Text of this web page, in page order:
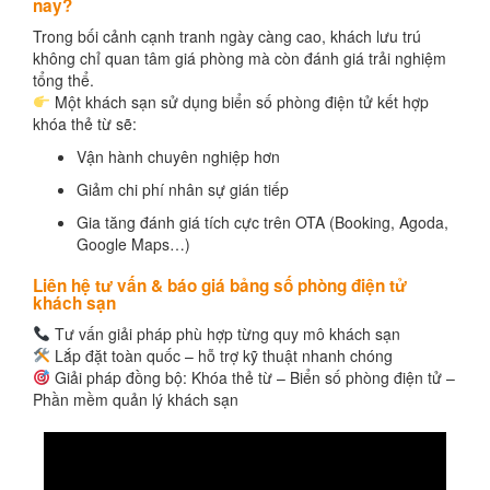
nay?
Trong bối cảnh cạnh tranh ngày càng cao, khách lưu trú
không chỉ quan tâm giá phòng mà còn đánh giá trải nghiệm
tổng thể.
Một khách sạn sử dụng biển số phòng điện tử kết hợp
khóa thẻ từ sẽ:
Vận hành chuyên nghiệp hơn
Giảm chi phí nhân sự gián tiếp
Gia tăng đánh giá tích cực trên OTA (Booking, Agoda,
Google Maps…)
Liên hệ tư vấn & báo giá bảng số phòng điện tử
khách sạn
Tư vấn giải pháp phù hợp từng quy mô khách sạn
Lắp đặt toàn quốc – hỗ trợ kỹ thuật nhanh chóng
Giải pháp đồng bộ: Khóa thẻ từ – Biển số phòng điện tử –
Phần mềm quản lý khách sạn